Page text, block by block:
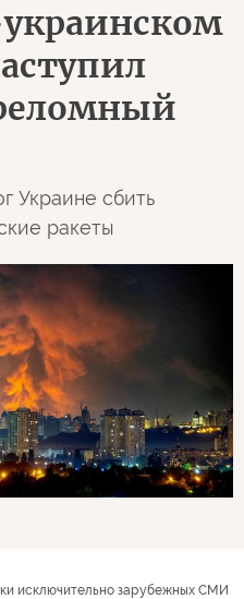
Украине сбить
ракеты
исключительно зарубежных СМИ